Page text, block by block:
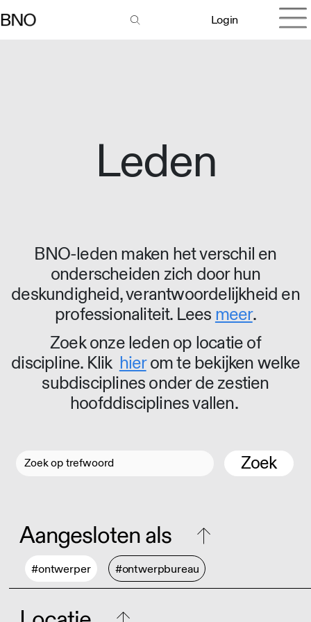
Login
Leden
BNO-leden maken het verschil en
onderscheiden zich door hun
deskundigheid, verantwoordelijkheid en
professionaliteit. Lees meer.
Zoek onze leden op locatie of
discipline. Klik hierom te bekijken welke
subdisciplines onder de zestien
hoofddisciplines vallen.
Zoek
Aangesloten als
#ontwerper #ontwerpbureau